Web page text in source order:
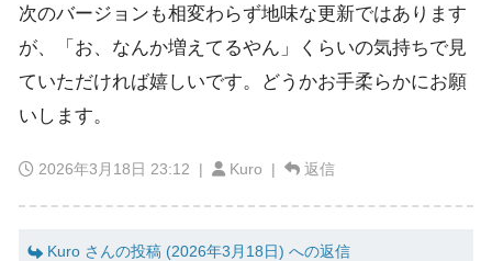
次のバージョンも相変わらず地味な更新ではあります
が、「お、なんか増えてるやん」くらいの気持ちで見
ていただければ嬉しいです。どうかお手柔らかにお願
いします。
2026年3月18日 23:12 | Kuro | 返信
Kuro さんの投稿 (2026年3月18日) への返信